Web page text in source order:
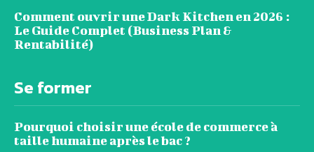
Comment ouvrir une Dark Kitchen en 2026 :
Le Guide Complet (Business Plan &
Rentabilité)
Se former
Pourquoi choisir une école de commerce à
taille humaine après le bac ?